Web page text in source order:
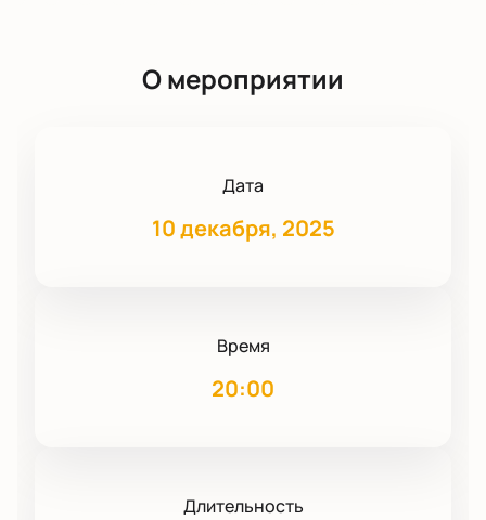
О мероприятии
Дата
10 декабря, 2025
Время
20:00
Длительность